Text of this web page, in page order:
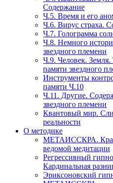
Содержание
Ч.5. Время и его
Ч.6. Вирус страха.
Ч.7. Голограмма
Ч.8. Немного
звездного племени
Ч.9. Человек.
памяти звездного
Инструменты
памяти Ч.10
Ч.11. Другие.
звездного племени
Квантовый мир.
реальности
О методике
МЕТАИССКРА.
ведомой медитации
Регрессивный
Кардинальная
Эриксоновский